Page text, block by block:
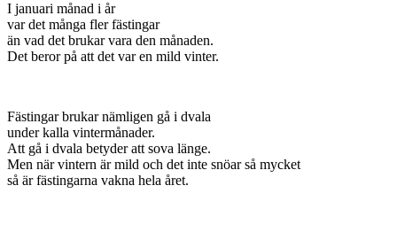
I januari månad i år
var det många fler fästingar
än vad det brukar vara den månaden.
Det beror på att det var en mild vinter.
Fästingar brukar nämligen gå i dvala
under kalla vintermånader.
Att gå i dvala betyder att sova länge.
Men när vintern är mild och det inte snöar så mycket
så är fästingarna vakna hela året.